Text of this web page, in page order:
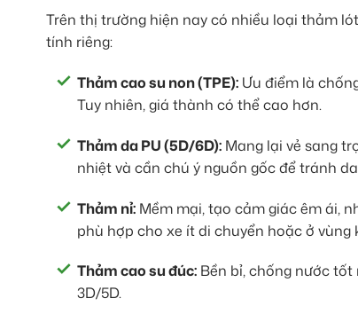
Trên thị trường hiện nay có nhiều loại thảm
tính riêng:
Thảm cao su non (TPE): Ưu điểm là
Tuy nhiên, giá thành có thể cao hơn.
Thảm da PU (5D/6D): Mang lại vẻ sang
nhiệt và cần chú ý nguồn gốc để tránh
Thảm nỉ: Mềm mại, tạo cảm giác êm ái,
phù hợp cho xe ít di chuyển hoặc ở vùng
Thảm cao su đúc: Bền bỉ, chống nước
3D/5D.